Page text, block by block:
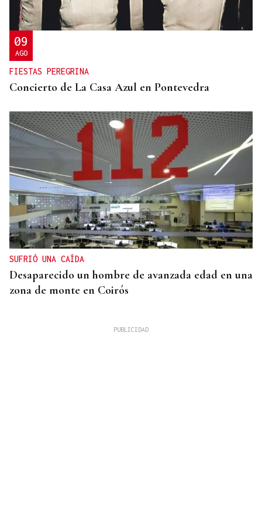
09
AGO
FIESTAS PEREGRINA
Concierto de La Casa Azul en Pontevedra
SUFRIÓ UNA CAÍDA
Desaparecido un hombre de avanzada edad en una
zona de monte en Coirós